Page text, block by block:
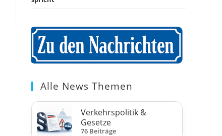
Alle News Themen
Verkehrspolitik &
Gesetze
76 Beiträge